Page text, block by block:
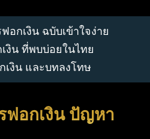
อกเงิน ฉบับเข้าใจง่าย
งิน ที่พบบ่อยในไทย
งิน และบทลงโทษ
ฟอกเงิน ปัญหา